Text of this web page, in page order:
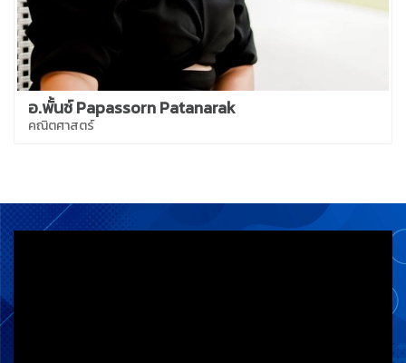
อ.พั้นช์ Papassorn Patanarak
คณิตศาสตร์